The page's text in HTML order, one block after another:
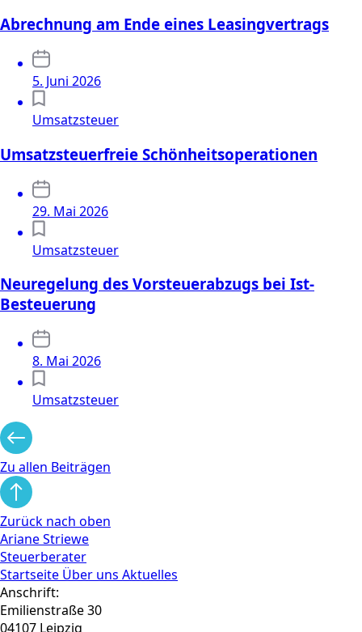
Abrechnung am Ende eines Leasingvertrags
5. Juni 2026
Umsatzsteuer
Umsatzsteuerfreie Schönheitsoperationen
29. Mai 2026
Umsatzsteuer
Neuregelung des Vorsteuerabzugs bei Ist-
Besteuerung
8. Mai 2026
Umsatzsteuer
Zu allen Beiträgen
Zurück nach oben
Ariane Striewe
Steuerberater
Startseite Über uns Aktuelles
Anschrift:
Emilienstraße 30
04107 Leipzig